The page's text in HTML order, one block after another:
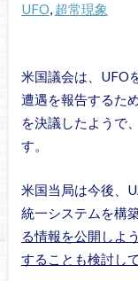
UFO, 超常現象
米国議会は、UFO
遭遇を報告するた
を決議したようで
す。
米国当局は今後、
統一システムを構
る情報を公開しよ
することも検討し